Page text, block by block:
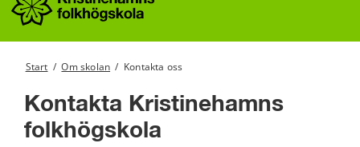
Start / Om skolan / Kontakta oss
Kontakta Kristinehamns
folkhögskola